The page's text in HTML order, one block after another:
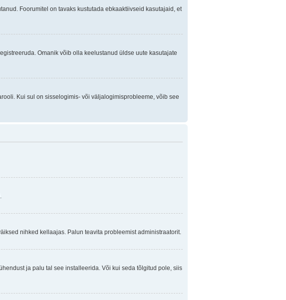
Foorumitel on tavaks kustutada ebkaaktiivseid kasutajaid, et
Omanik võib olla keelustanud üldse uute kasutajate
Kui sul on sisselogimis- või väljalogimisprobleeme, võib see
nihked kellaajas. Palun teavita probleemist administraatorit.
ja palu tal see installeerida. Või kui seda tõlgitud pole, siis